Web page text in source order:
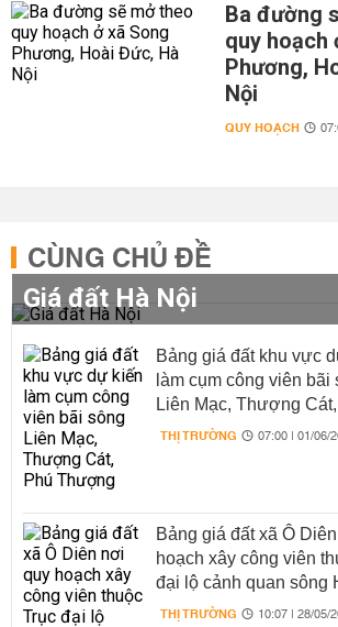
Ba đường
quy hoạch
Phương,
Nội
QUY HOẠCH
CÙNG CHỦ ĐỀ
Giá đất Hà Nội
Bảng giá đất khu vực
làm cụm công viên bãi
Liên Mạc, Thượng
Thượng
THỊ TRƯỜNG 07:00 | 01/06/
Bảng giá đất xã Ô
hoạch xây công viên
đại lộ cảnh quan sông
THỊ TRƯỜNG 10:07 | 28/05/